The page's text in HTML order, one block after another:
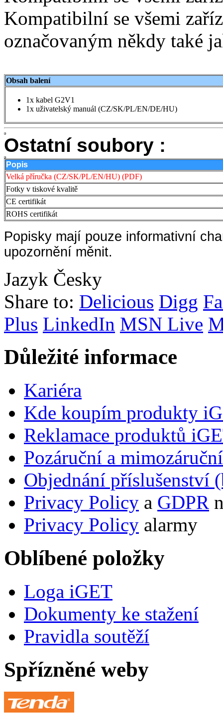
Kompatibilní se všemi
označovaným někdy také
Obsah balení
1x kabel G2V1
1x uživatelský manuál (CZ/SK/PL/EN/DE/HU)
Ostatní soubory :
Popis
Velká příručka (CZ/SK/PL/EN/HU) (PDF)
Fotky v tiskové kvalitě
CE certifikát
ROHS certifikát
Popisky mají pouze informativní
upozornění měnit.
Jazyk Česky
Share to: Delicious Digg
Plus LinkedIn MSN Live
Důležité informace
Kariéra
Kde koupím produkty
Reklamace produktů
Pozáruční a
Objednání příslušenství
Privacy Policy a GDPR
Privacy Policy alarmy
Oblíbené položky
Loga iGET
Dokumenty ke stažení
Pravidla soutěží
Spřízněné weby